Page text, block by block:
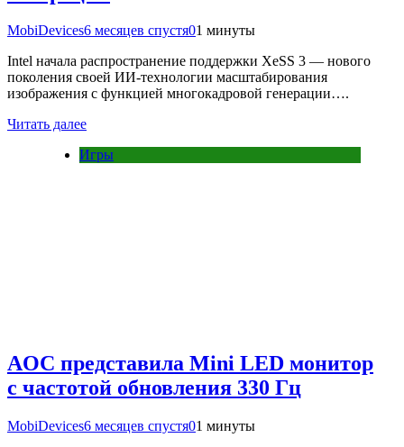
MobiDevices6 месяцев спустя01 минуты
Intel начала распространение поддержки XeSS 3 — нового
поколения своей ИИ-технологии масштабирования
изображения с функцией многокадровой генерации….
Читать далее
Игры
AOC представила Mini LED монитор
с частотой обновления 330 Гц
MobiDevices6 месяцев спустя01 минуты